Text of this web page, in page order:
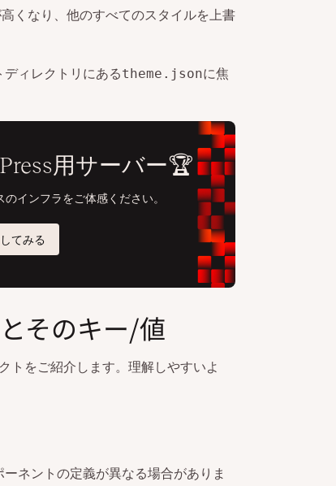
くなり、他のすべてのスタイルを上書
ィレクトリにあるtheme.jsonに焦
そのキー/値
トをご紹介します。理解しやすいよ
ネントの定義が異なる場合がありま